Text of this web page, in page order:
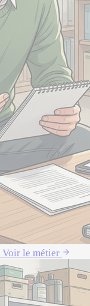
Voir le métier